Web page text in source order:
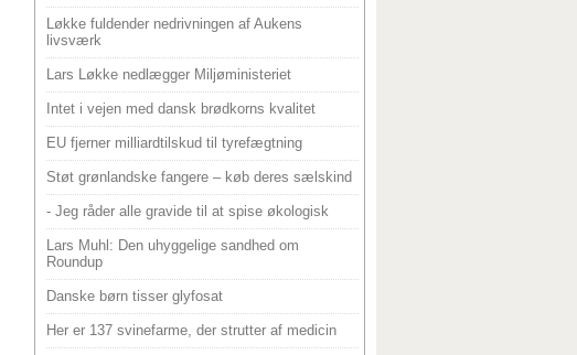
Løkke fuldender nedrivningen af Aukens
livsværk
Lars Løkke nedlægger Miljøministeriet
Intet i vejen med dansk brødkorns kvalitet
EU fjerner milliardtilskud til tyrefægtning
Støt grønlandske fangere – køb deres sælskind
- Jeg råder alle gravide til at spise økologisk
Lars Muhl: Den uhyggelige sandhed om
Roundup
Danske børn tisser glyfosat
Her er 137 svinefarme, der strutter af medicin